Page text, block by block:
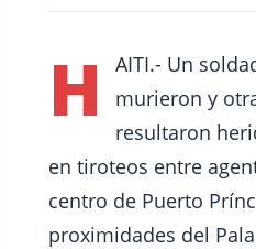
H
AITI.- Un
murieron y
resultaron
en tiroteos entre
centro de Puerto
proximidades del